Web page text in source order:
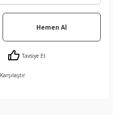
Hemen Al
Tavsiye Et
Karşılaştır